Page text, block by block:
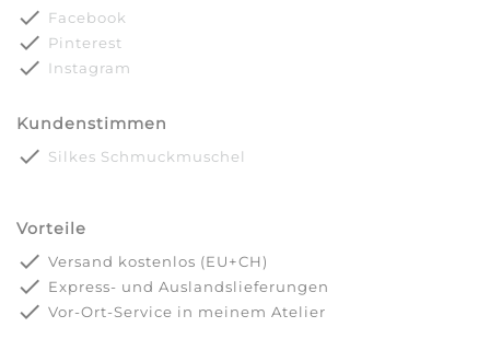
done Facebook
done Pinterest
done Instagram
Kundenstimmen
done Silkes Schmuckmuschel
Vorteile
done Versand kostenlos (EU+CH)
done Express- und Auslandslieferungen
done Vor-Ort-Service in meinem Atelier